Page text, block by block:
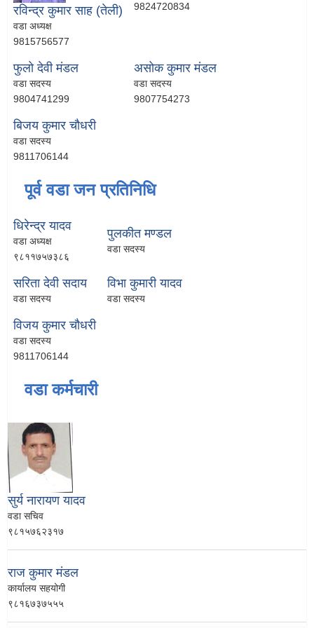
रविन्द्र कुमार साह (तेली)
वडा अध्यक्ष
9815756577
9824720834
फुलो देवी मंडल
वडा सदस्य
9804741299
असोक कुमार मंडल
वडा सदस्य
9807754273
बिजय कुमार चौधरी
वडा सदस्य
9811706144
पूर्व वडा जन प्रतिनिधि
धिरेन्द्र यादव
वडा अध्यक्ष
९८११७५७३८६
पुलकीत मण्डल
वडा सदस्य
सरिता देवी सदाय
वडा सदस्य
विभा कुमारी यादव
वडा सदस्य
विजय कुमार चौधरी
वडा सदस्य
9811706144
वडा कर्मचारी
सुर्य नारायण यादव
वडा सचिव
९८१५७६२३१७
राज कुमार मंडल
कार्यालय सहयोगी
९८१६७३७५५५